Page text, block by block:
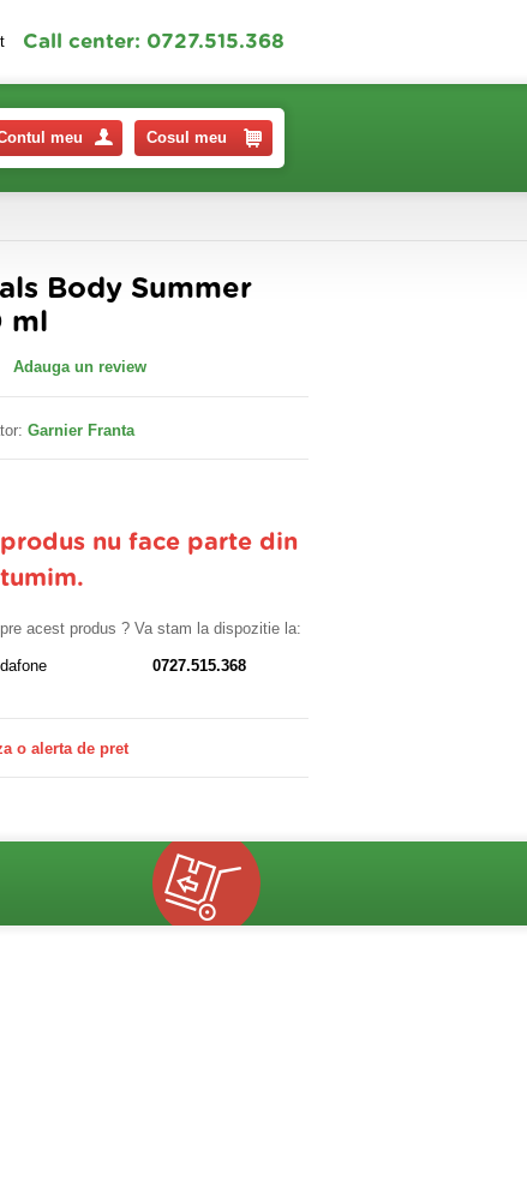
Call center: 0727.515.368
meu Cosul meu
Body Summer
ml
Adauga un review
Garnier Franta
nu face parte din
acest produs ? Va stam la dispozitie la:
0727.515.368
o alerta de pret